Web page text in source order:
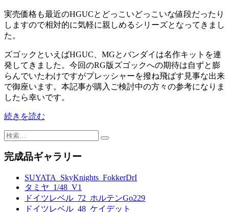
実売価格も最近のHGUCとどっこいどっこいな値段だったり
しますので相対的に気軽に親しめるシリーズとなってきまし
た。
ズゴックといえばHGUC、MGとバンダイは名作キットを連
発してきました。今回のRG版ズゴックへの期待は自ずと膨
らんでいたわけですがプレッシャーを撥ね飛ばす見事な出来
で御座います。本記事が購入ご検討中の方々の参考になりま
したら幸いです。
続きを読む
検
完成品ギャラリー
SUYATA_SkyKnights_FokkerDrI
タミヤ_1/48_V1
ドイツレベル_72_ホルテンGo229
ドイツレベル_48_ケイデット